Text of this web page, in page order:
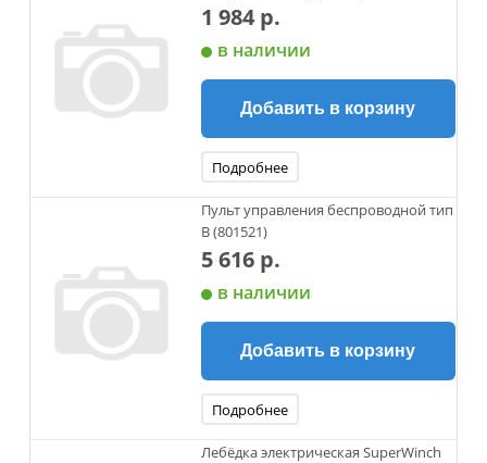
1 984 р.
в наличии
Добавить в корзину
Подробнее
Пульт управления беспроводной тип
В (801521)
5 616 р.
в наличии
Добавить в корзину
Подробнее
Лебёдка электрическая SuperWinch